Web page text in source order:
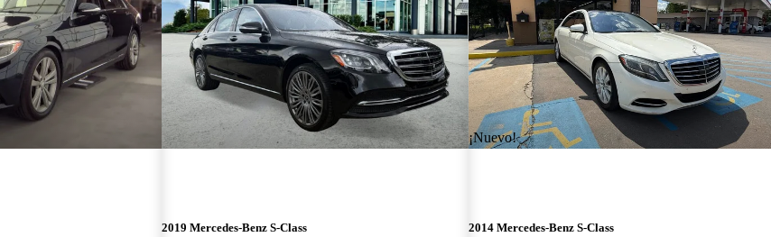
2019 Mercedes-Benz S-Class
¡Nuevo!
2014 Mercedes-Benz S-Class